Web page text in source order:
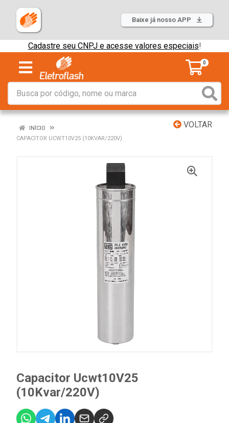
Baixe já nosso APP
Cadastre seu CNPJ e acesse valores especiais!
0
VOLTAR
INÍCIO
CAPACITOR UCWT10V25 (10KVAR/220V)
Capacitor Ucwt10V25
(10Kvar/220V)